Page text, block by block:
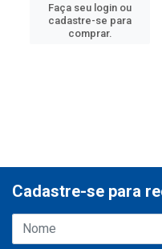
Faça seu login ou
cadastre-se para
comprar.
Cadastre-se para